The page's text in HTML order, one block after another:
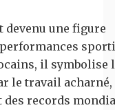
devenu une figure
il symbolise
le travail acharné,
records